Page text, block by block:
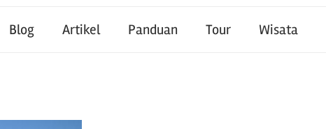
Blog Artikel Panduan Tour Wisata